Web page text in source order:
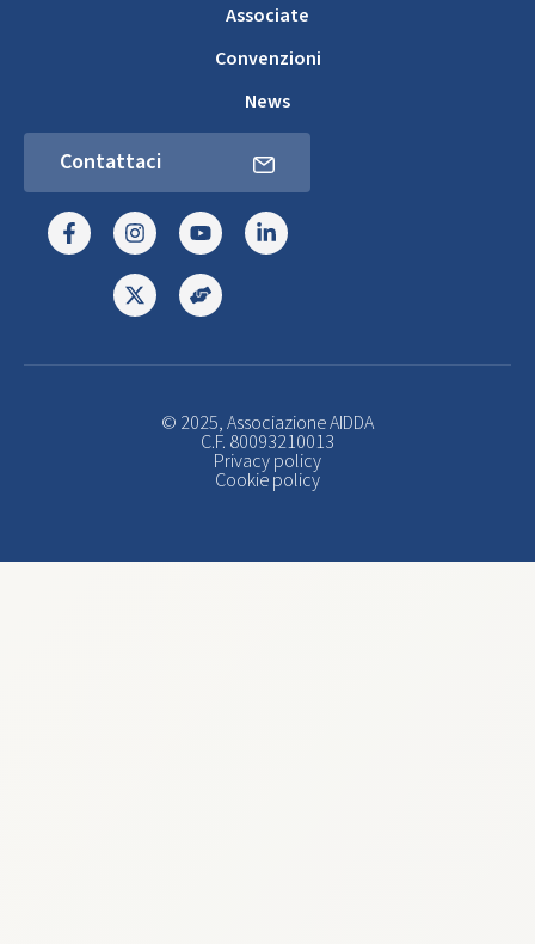
Associate
Convenzioni
News
Contattaci
© 2025, Associazione AIDDA
C.F. 80093210013
Privacy policy
Cookie policy